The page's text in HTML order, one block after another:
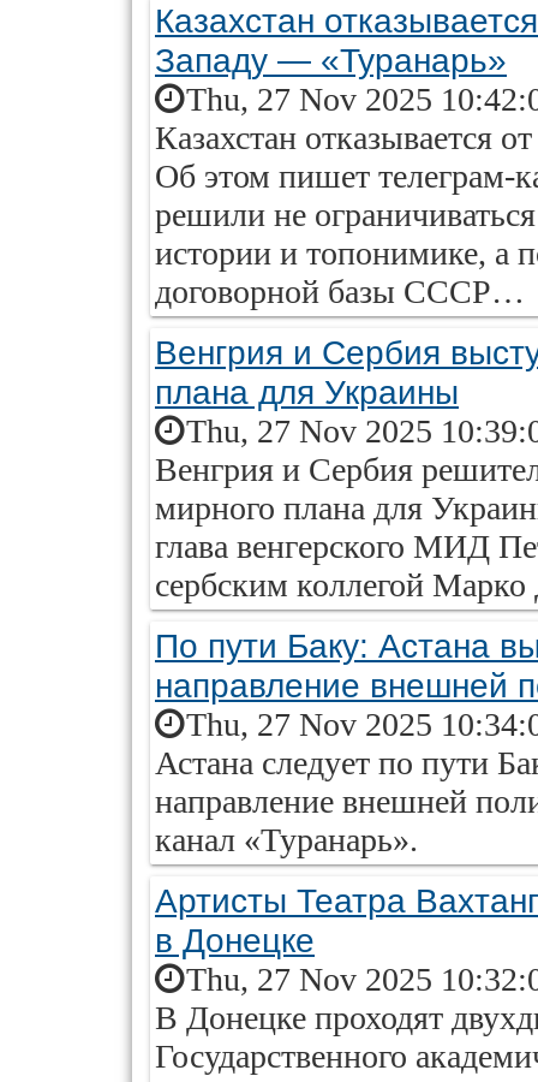
Казахстан
Западу — «Туранарь»
Thu, 27 Nov 2025
Казахстан отказывается
Об этом пишет телеграм-
решили не
истории и топонимике, а
договорной базы СССР…
Венгрия и Сербия
плана для Украины
Thu, 27 Nov 2025
Венгрия и Сербия
мирного плана для
глава венгерского МИД
сербским коллегой
По пути Баку: Астана
направление внешней
Thu, 27 Nov 2025
Астана следует по пути
направление внешней
канал «Туранарь».
Артисты Театра
в Донецке
Thu, 27 Nov 2025
В Донецке проходят
Государственного